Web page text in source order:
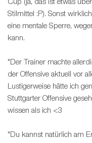
Cup (ja, das ist etwas
Stilmittel :P). Sonst
eine mentale Sperre,
kann.
"Der Trainer machte
der Offensive aktuell vor
Lustigerweise hätte ich
Stuttgarter Offensive
wissen als ich <3
"Du kannst natürlich am